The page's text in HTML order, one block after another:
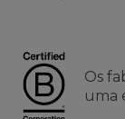
Os
uma